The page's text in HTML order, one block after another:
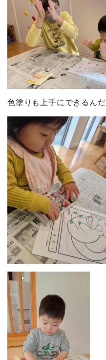
色塗りも上手にできるんだ